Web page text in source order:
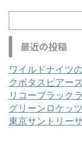
最近の投稿
ワイルドナイツ
クボタスピアー
リコーブラック
グリーンロケッ
東京サントリー